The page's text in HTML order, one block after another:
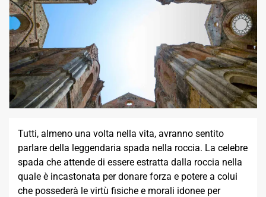
Tutti, almeno una volta nella vita, avranno sentito
parlare della leggendaria spada nella roccia. La celebre
spada che attende di essere estratta dalla roccia nella
quale è incastonata per donare forza e potere a colui
che possederà le virtù fisiche e morali idonee per